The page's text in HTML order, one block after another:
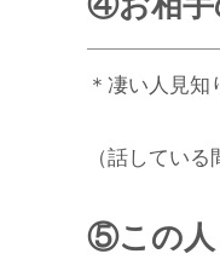
＊凄い人見知
（話してい
⑤この人